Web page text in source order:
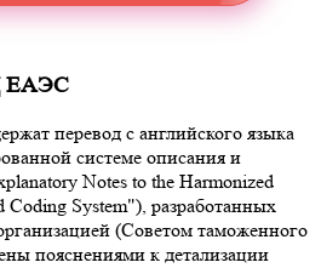
ЕАЭС
перевод с английского языка
системе описания и
Notes to the Harmonized
System"), разработанных
(Советом таможенного
пояснениями к детализации